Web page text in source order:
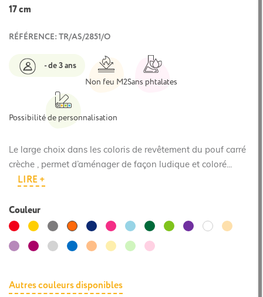
17 cm
RÉFÉRENCE: TR/AS/2851/O
- de 3 ans
Non feu M2Sans phtalates
Possibilité de personnalisation
Le large choix dans les coloris de revêtement du pouf carré
crèche , permet d’aménager de façon ludique et coloré...
LIRE +
Couleur
RougeJauneGris Orange
Bleu
foncé
Rose Bleu
clair
Vert
foncé
Vert
VioletBlancBeige
Lilas Magenta
Gris
BleuetAbricotJauneMenthe
Rose
Autres couleurs disponibles